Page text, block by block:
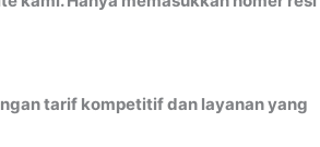
tarif kompetitif dan layanan yang